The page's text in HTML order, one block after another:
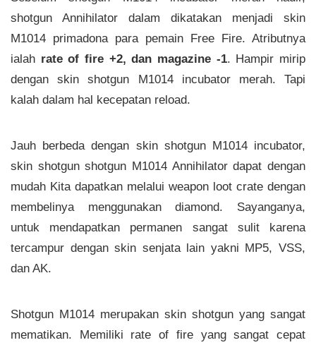
shotgun Annihilator dalam dikatakan menjadi skin
M1014 primadona para pemain Free Fire. Atributnya
ialah rate of fire +2, dan magazine -1. Hampir mirip
dengan skin shotgun M1014 incubator merah. Tapi
kalah dalam hal kecepatan reload.
Jauh berbeda dengan skin shotgun M1014 incubator,
skin shotgun shotgun M1014 Annihilator dapat dengan
mudah Kita dapatkan melalui weapon loot crate dengan
membelinya menggunakan diamond. Sayanganya,
untuk mendapatkan permanen sangat sulit karena
tercampur dengan skin senjata lain yakni MP5, VSS,
dan AK.
Shotgun M1014 merupakan skin shotgun yang sangat
mematikan. Memiliki rate of fire yang sangat cepat